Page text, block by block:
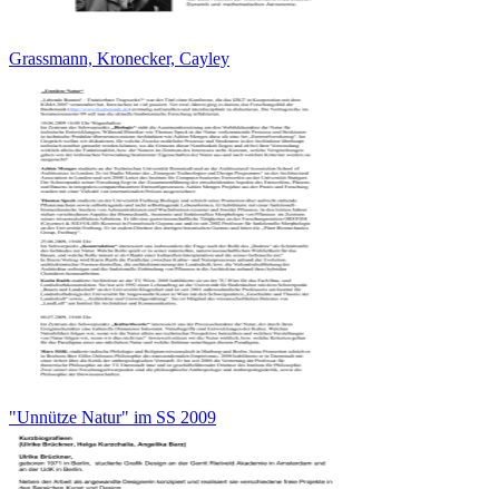
Grassmann, Kronecker, Cayley
"Unnütze Natur" im SS 2009